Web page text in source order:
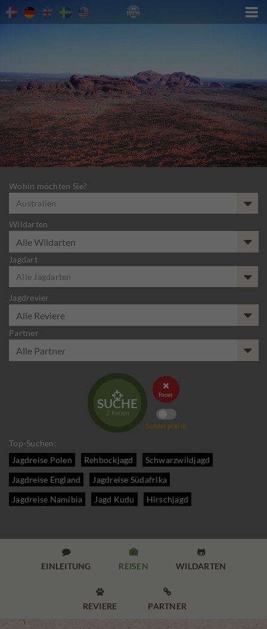

Wohin möchten Sie?
Australien
Wildarten
Jagdart
Alle Jagdarten
Jagdrevier
Partner

SUCHE
2 Reisen

Reset
Sonderpreise
Top-Suchen:
Jagdreise Polen
Rehbockjagd
Schwarzwildjagd
Jagdreise England
Jagdreise Südafrika
Jagdreise Namibia
Jagd Kudu Hirschjagd

EINLEITUNG

REISEN

WILDARTEN

REVIERE

PARTNER